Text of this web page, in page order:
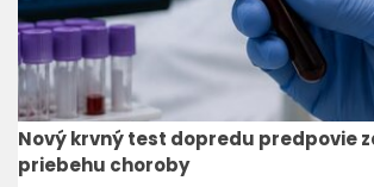
Nový krvný test dopredu predpovie
priebehu choroby